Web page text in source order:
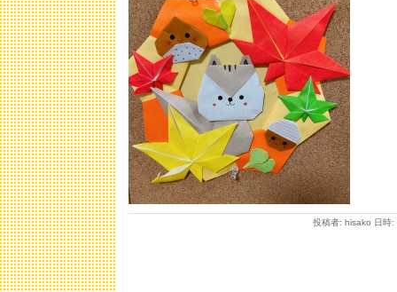
投稿者: hisako 日